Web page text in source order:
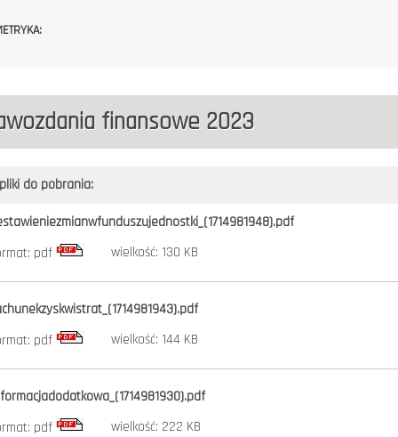
finansowe 2023
pliki do pobrania:
pdf wielkość: 130 KB
pdf wielkość: 144 KB
pdf wielkość: 222 KB